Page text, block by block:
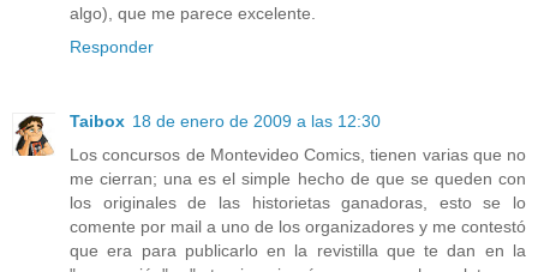
algo), que me parece excelente.
Responder
Taibox 18 de enero de 2009 a las 12:30
Los concursos de Montevideo Comics, tienen varias que no
me cierran; una es el simple hecho de que se queden con
los originales de las historietas ganadoras, esto se lo
comente por mail a uno de los organizadores y me contestó
que era para publicarlo en la revistilla que te dan en la